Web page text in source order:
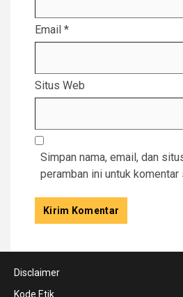
Email *
Situs Web
Simpan nama, email, dan
peramban ini untuk komentar
Disclaimer
Kode Etik